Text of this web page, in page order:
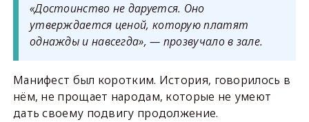
«Достоинство не даруется. Оно
утверждается ценой, которую платят
однажды и навсегда», — прозвучало в зале.
Манифест был коротким. История, говорилось в
нём, не прощает народам, которые не умеют
дать своему подвигу продолжение.